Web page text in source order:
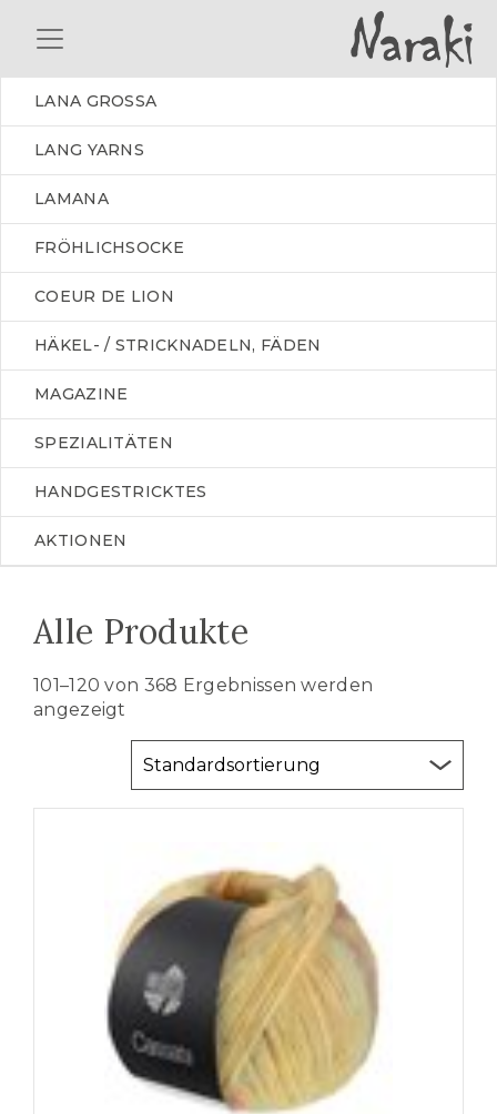
LANA GROSSA
LANG YARNS
LAMANA
FRÖHLICHSOCKE
COEUR DE LION
HÄKEL- / STRICKNADELN, FÄDEN
MAGAZINE
SPEZIALITÄTEN
HANDGESTRICKTES
AKTIONEN
Alle Produkte
101–120 von 368 Ergebnissen werden
angezeigt